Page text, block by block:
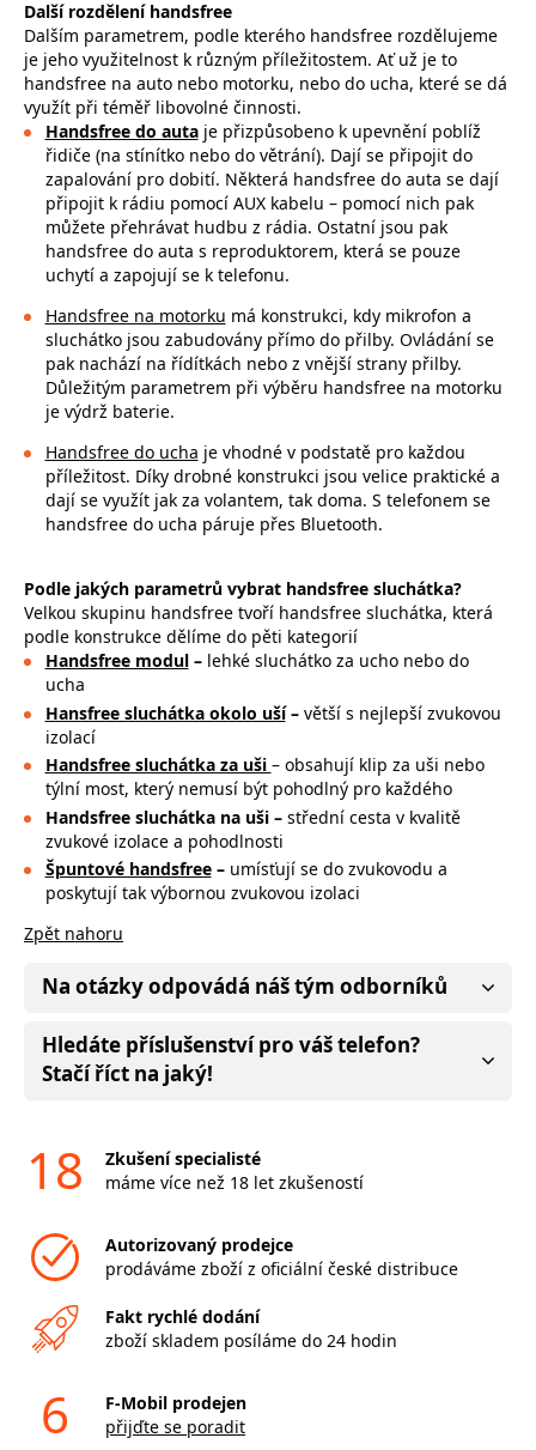
Další rozdělení handsfree
Dalším parametrem, podle kterého handsfree rozdělujeme
je jeho využitelnost k různým příležitostem. Ať už je to
handsfree na auto nebo motorku, nebo do ucha, které se dá
využít při téměř libovolné činnosti.
Handsfree do auta je přizpůsobeno k upevnění poblíž
řidiče (na stínítko nebo do větrání). Dají se připojit do
zapalování pro dobití. Některá handsfree do auta se dají
připojit k rádiu pomocí AUX kabelu – pomocí nich pak
můžete přehrávat hudbu z rádia. Ostatní jsou pak
handsfree do auta s reproduktorem, která se pouze
uchytí a zapojují se k telefonu.
Handsfree na motorku má konstrukci, kdy mikrofon a
sluchátko jsou zabudovány přímo do přilby. Ovládání se
pak nachází na řídítkách nebo z vnější strany přilby.
Důležitým parametrem při výběru handsfree na motorku
je výdrž baterie.
Handsfree do ucha je vhodné v podstatě pro každou
příležitost. Díky drobné konstrukci jsou velice praktické a
dají se využít jak za volantem, tak doma. S telefonem se
handsfree do ucha páruje přes Bluetooth.
Podle jakých parametrů vybrat handsfree sluchátka?
Velkou skupinu handsfree tvoří handsfree sluchátka, která
podle konstrukce dělíme do pěti kategorií
Handsfree modul– lehké sluchátko za ucho nebo do
ucha
Hansfree sluchátka okolo uší– větší s nejlepší zvukovou
izolací
Handsfree sluchátka za uši – obsahují klip za uši nebo
týlní most, který nemusí být pohodlný pro každého
Handsfree sluchátka na uši – střední cesta v kvalitě
zvukové izolace a pohodlnosti
Špuntové handsfree– umísťují se do zvukovodu a
poskytují tak výbornou zvukovou izolaci
Zpět nahoru
Na otázky odpovádá náš tým odborníků
Hledáte příslušenství pro váš telefon?
Stačí říct na jaký!
18
Zkušení specialisté
máme více než 18 let zkušeností
Autorizovaný prodejce
prodáváme zboží z oficiální české distribuce
Fakt rychlé dodání
zboží skladem posíláme do 24 hodin
6
F-Mobil prodejen
přijďte se poradit